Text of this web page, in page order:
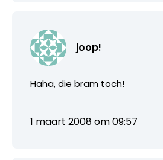
joop!
Haha, die bram toch!
1 maart 2008 om 09:57